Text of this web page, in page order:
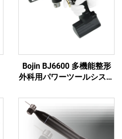
Bojin BJ6600 多機能整形
外科用パワーツールシステ
ドリル・ソー・ドライバー
（外傷および関節手術用）